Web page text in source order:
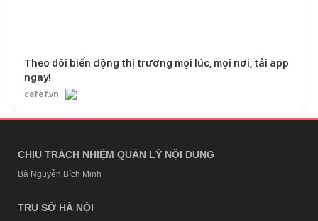
Theo dõi biến động thị trường mọi lúc, mọi nơi, tải app
ngay!
cafef.vn
CHỊU TRÁCH NHIỆM QUẢN LÝ NỘI DUNG
Bà Nguyễn Bích Minh
TRỤ SỞ HÀ NỘI